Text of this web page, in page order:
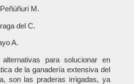
M.
del C.
A.
para solucionar en
de la ganadería extensiva del
son las praderas irrigadas, ya